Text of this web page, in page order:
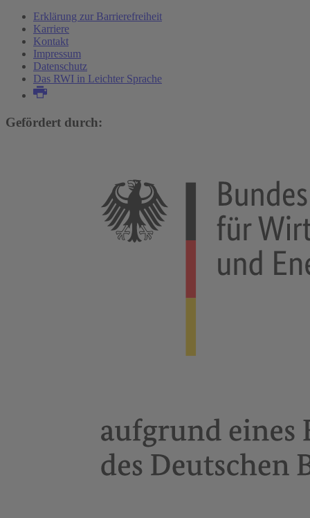
Erklärung zur Barrierefreiheit
Karriere
Kontakt
Impressum
Datenschutz
Das RWI in Leichter Sprache
Gefördert durch: